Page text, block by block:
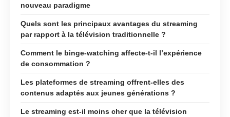
nouveau paradigme
Quels sont les principaux avantages du streaming
par rapport à la télévision traditionnelle ?
Comment le binge-watching affecte-t-il l’expérience
de consommation ?
Les plateformes de streaming offrent-elles des
contenus adaptés aux jeunes générations ?
Le streaming est-il moins cher que la télévision